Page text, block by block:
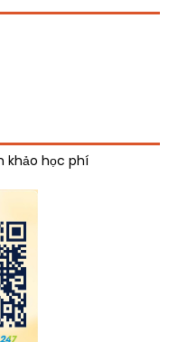
khảo học phí